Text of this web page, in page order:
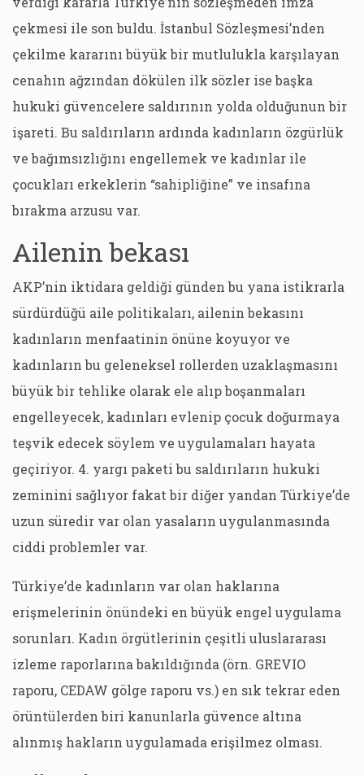
çekmesi ile son buldu. İstanbul Sözleşmesi’nden
çekilme kararını büyük bir mutlulukla karşılayan
cenahın ağzından dökülen ilk sözler ise başka
hukuki güvencelere saldırının yolda olduğunun bir
işareti. Bu saldırıların ardında kadınların özgürlük
ve bağımsızlığını engellemek ve kadınlar ile
çocukları erkeklerin “sahipliğine” ve insafına
bırakma arzusu var.
Ailenin bekası
AKP’nin iktidara geldiği günden bu yana istikrarla
sürdürdüğü aile politikaları, ailenin bekasını
kadınların menfaatinin önüne koyuyor ve
kadınların bu geleneksel rollerden uzaklaşmasını
büyük bir tehlike olarak ele alıp boşanmaları
engelleyecek, kadınları evlenip çocuk doğurmaya
teşvik edecek söylem ve uygulamaları hayata
geçiriyor. 4. yargı paketi bu saldırıların hukuki
zeminini sağlıyor fakat bir diğer yandan Türkiye’de
uzun süredir var olan yasaların uygulanmasında
ciddi problemler var.
Türkiye’de kadınların var olan haklarına
erişmelerinin önündeki en büyük engel uygulama
sorunları. Kadın örgütlerinin çeşitli uluslararası
izleme raporlarına bakıldığında (örn. GREVIO
raporu, CEDAW gölge raporu vs.) en sık tekrar eden
örüntülerden biri kanunlarla güvence altına
alınmış hakların uygulamada erişilmez olması.